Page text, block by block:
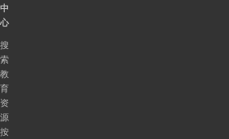
中
心
搜
索
教
育
资
源
按